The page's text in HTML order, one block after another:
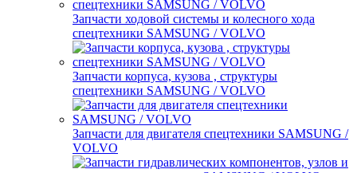
Запчасти ходовой системы и колесного хода
спецтехники SAMSUNG / VOLVO
Запчасти корпуса, кузова , структуры
спецтехники SAMSUNG / VOLVO
Запчасти для двигателя спецтехники SAMSUNG /
VOLVO